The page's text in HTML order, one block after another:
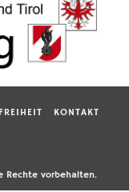
KONTAKT
Rechte vorbehalten.